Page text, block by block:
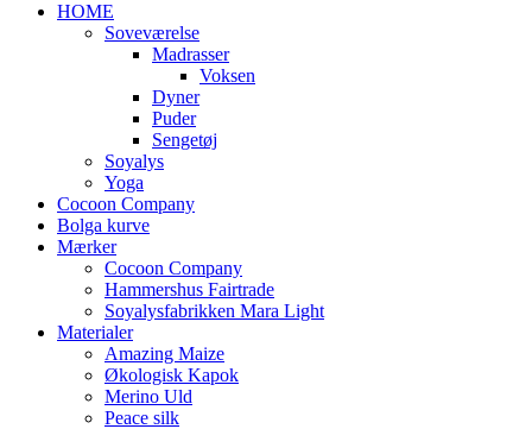
HOME
Soveværelse
Madrasser
Voksen
Dyner
Puder
Sengetøj
Soyalys
Yoga
Cocoon Company
Bolga kurve
Mærker
Cocoon Company
Hammershus Fairtrade
Soyalysfabrikken Mara Light
Materialer
Amazing Maize
Økologisk Kapok
Merino Uld
Peace silk